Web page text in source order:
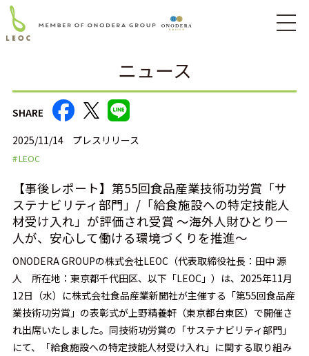
ニュース
2025/11/14 プレスリリース
LEOC
【事後レポート】第55回食品産業技術功労賞「サ
ステナビリティ部門」/「給食施設への特定技能人
材受け入れ」が評価され受賞 ～海外人財ひとり一
人が、安心して働ける環境づくりを推進～
ONODERA GROUPの株式会社LEOC（代表取締役社長：田中 源
人 所在地：東京都千代田区、以下「LEOC」）は、2025年11月
12日（水）に株式会社食品産業新聞社が主催する「第55回食品産
業技術功労賞」の表彰式が上野精養軒（東京都台東区）で開催さ
れ出席いたしました。同技術功労賞の「サステナビリティ部門」
にて、「給食施設への特定技能人材受け入れ」に関する取り組み
SHARE